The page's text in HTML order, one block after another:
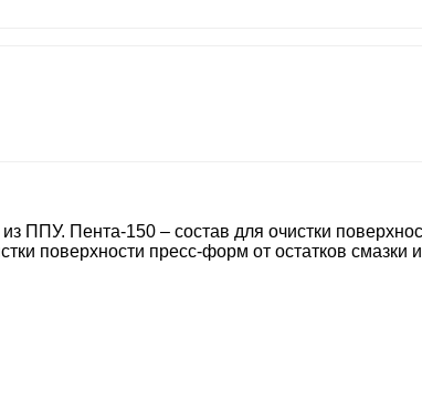
ППУ. Пента-150 – состав для очистки
поверхности пресс-форм от остатков смазки